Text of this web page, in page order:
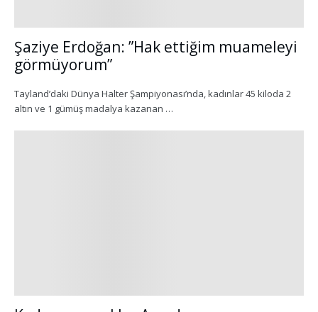
Şaziye Erdoğan: ”Hak ettiğim muameleyi
görmüyorum”
Tayland’daki Dünya Halter Şampiyonası’nda, kadınlar 45 kiloda 2
altın ve 1 gümüş madalya kazanan …